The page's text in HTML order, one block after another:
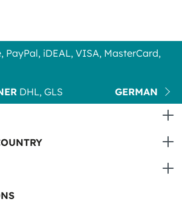
PayPal, iDEAL, VISA, MasterCard,
DHL, GLS
GERMAN